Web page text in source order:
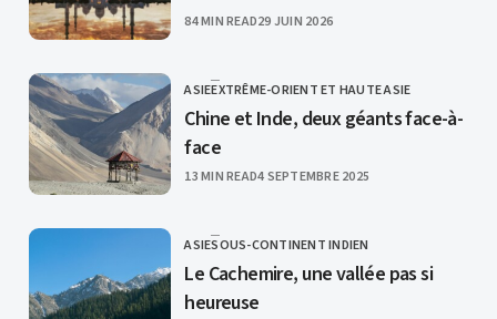
84 MIN READPUBLISHED
29 JUIN 2026
CATEGORY
ASIEEXTRÊME-ORIENT ET HAUTE ASIE
Chine et Inde, deux géants face-à-
face
13 MIN READPUBLISHED
4 SEPTEMBRE 2025
CATEGORY
ASIESOUS-CONTINENT INDIEN
Le Cachemire, une vallée pas si
heureuse